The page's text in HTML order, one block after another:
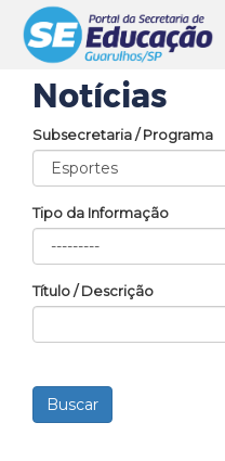
Notícias
Subsecretaria / Programa
Tipo da Informação
Título / Descrição